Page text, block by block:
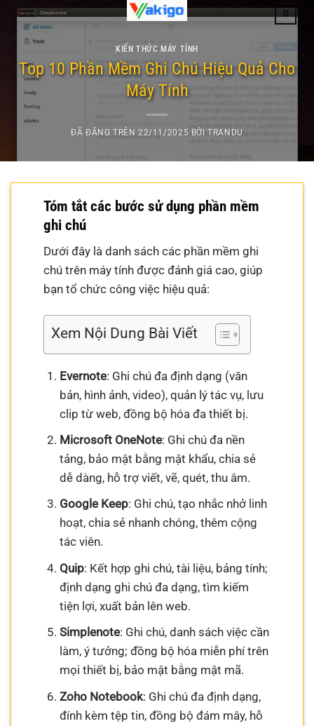
Chuyển
dung
0
KIẾN THỨC MÁY TÍNH
Top 10 Phần Mềm Ghi Chú Hiệu Quả Cho
Máy Tính
ĐÃ ĐĂNG TRÊN22/11/2025 BỞITRANDU
Tóm tắt các bước sử dụng phần mềm
ghi chú
Dưới đây là danh sách các phần mềm ghi
chú trên máy tính được đánh giá cao, giúp
bạn tổ chức công việc hiệu quả:
Xem Nội Dung Bài Viết
Evernote: Ghi chú đa định dạng (văn
bản, hình ảnh, video), quản lý tác vụ, lưu
clip từ web, đồng bộ hóa đa thiết bị.
Microsoft OneNote: Ghi chú đa nền
tảng, bảo mật bằng mật khẩu, chia sẻ
dễ dàng, hỗ trợ viết, vẽ, quét, thu âm.
Google Keep: Ghi chú, tạo nhắc nhở linh
hoạt, chia sẻ nhanh chóng, thêm cộng
tác viên.
Quip: Kết hợp ghi chú, tài liệu, bảng tính;
định dạng ghi chú đa dạng, tìm kiếm
tiện lợi, xuất bản lên web.
Simplenote: Ghi chú, danh sách việc cần
làm, ý tưởng; đồng bộ hóa miễn phí trên
mọi thiết bị, bảo mật bằng mật mã.
Zoho Notebook: Ghi chú đa định dạng,
đính kèm tệp tin, đồng bộ đám mây, hỗ